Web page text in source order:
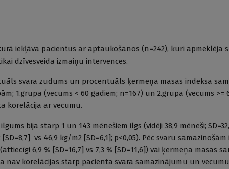
iekļāva pacientus ar aptaukošanos (n=242), kuri apmeklēja
dzīvesveida izmaiņu intervences.
svara zudums un procentuāls ķermeņa masas indeksa
1.grupa (vecums < 60 gadiem; n=167) un 2.grupa (vecums
korelācija ar vecumu.
bija starp 1 un 143 mēnešiem ilgs (vidēji 38,9 mēneši;
vs 46,9 kg/m2 [SD=6,1]; p<0,05). Pēc svaru
6,9 % [SD=16,7] vs 7,3 % [SD=11,6]) vai ķermeņa masas
nav korelācijas starp pacienta svara samazinājumu un